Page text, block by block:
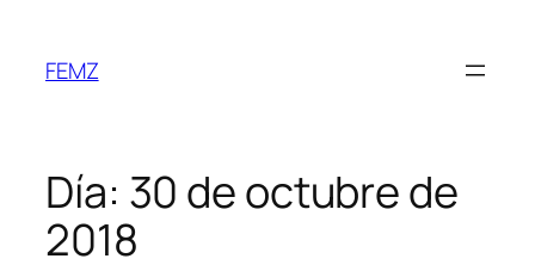
FEMZ
Día: 30 de octubre de
2018